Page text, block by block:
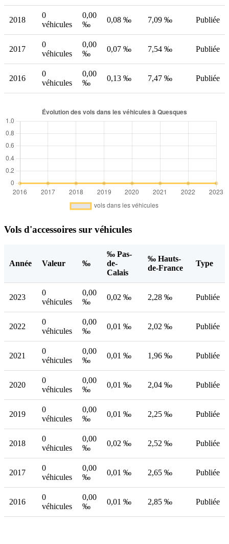
2018
0
véhicules
0,00
‰
0,08 ‰ 7,09 ‰ Publiée
2017
0
véhicules
0,00
‰
0,07 ‰ 7,54 ‰ Publiée
2016
0
véhicules
0,00
‰
0,13 ‰ 7,47 ‰ Publiée
Vols d'accessoires sur véhicules
Année Valeur ‰
‰ Pas-
de-
Calais
‰ Hauts-
de-France
Type
2023
0
véhicules
0,00
‰
0,02 ‰ 2,28 ‰ Publiée
2022
0
véhicules
0,00
‰
0,01 ‰ 2,02 ‰ Publiée
2021
0
véhicules
0,00
‰
0,01 ‰ 1,96 ‰ Publiée
2020
0
véhicules
0,00
‰
0,01 ‰ 2,04 ‰ Publiée
2019
0
véhicules
0,00
‰
0,01 ‰ 2,25 ‰ Publiée
2018
0
véhicules
0,00
‰
0,02 ‰ 2,52 ‰ Publiée
2017
0
véhicules
0,00
‰
0,01 ‰ 2,65 ‰ Publiée
2016
0
véhicules
0,00
‰
0,01 ‰ 2,85 ‰ Publiée